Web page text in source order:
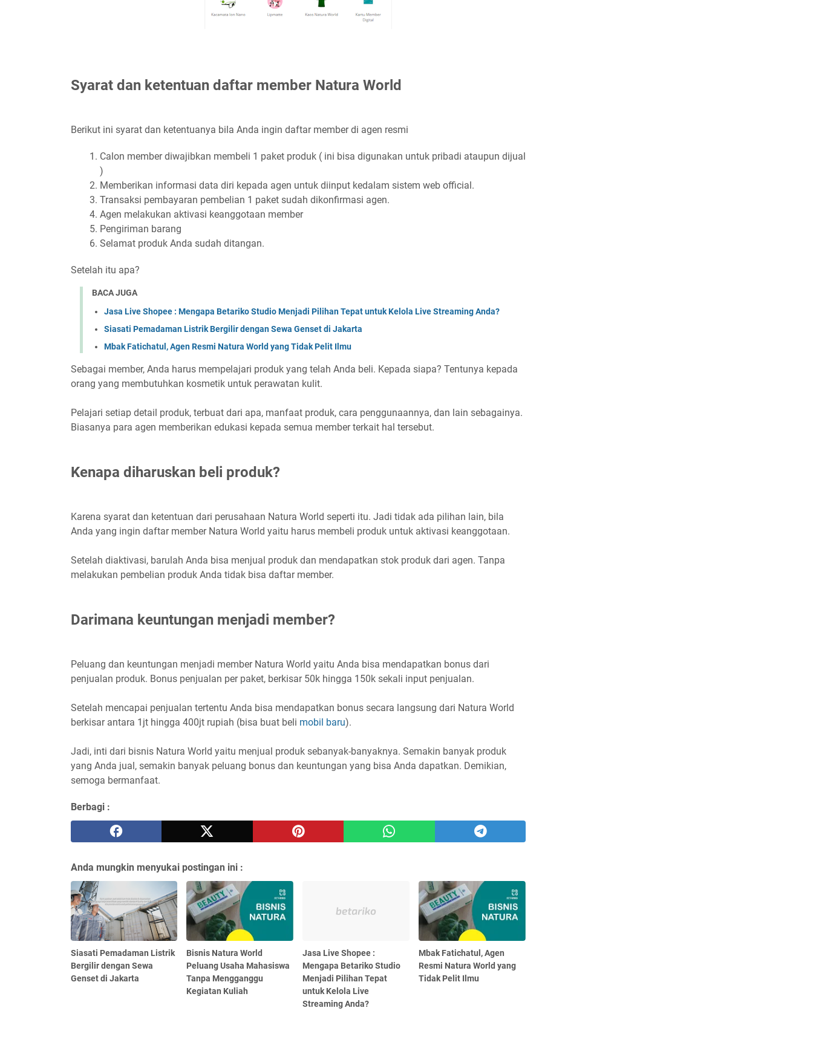
Syarat dan ketentuan daftar member Natura World
Berikut ini syarat dan ketentuanya bila Anda ingin daftar member di agen resmi
Calon member diwajibkan membeli 1 paket produk ( ini bisa digunakan untuk pribadi ataupun dijual
)
Memberikan informasi data diri kepada agen untuk diinput kedalam sistem web official.
Transaksi pembayaran pembelian 1 paket sudah dikonfirmasi agen.
Agen melakukan aktivasi keanggotaan member
Pengiriman barang
Selamat produk Anda sudah ditangan.
Setelah itu apa?
BACA JUGA
Jasa Live Shopee : Mengapa Betariko Studio Menjadi Pilihan Tepat untuk Kelola Live Streaming Anda?
Siasati Pemadaman Listrik Bergilir dengan Sewa Genset di Jakarta
Mbak Fatichatul, Agen Resmi Natura World yang Tidak Pelit Ilmu
Sebagai member, Anda harus mempelajari produk yang telah Anda beli. Kepada siapa? Tentunya kepada
orang yang membutuhkan kosmetik untuk perawatan kulit.
Pelajari setiap detail produk, terbuat dari apa, manfaat produk, cara penggunaannya, dan lain sebagainya.
Biasanya para agen memberikan edukasi kepada semua member terkait hal tersebut.
Kenapa diharuskan beli produk?
Karena syarat dan ketentuan dari perusahaan Natura World seperti itu. Jadi tidak ada pilihan lain, bila
Anda yang ingin daftar member Natura World yaitu harus membeli produk untuk aktivasi keanggotaan.
Setelah diaktivasi, barulah Anda bisa menjual produk dan mendapatkan stok produk dari agen. Tanpa
melakukan pembelian produk Anda tidak bisa daftar member.
Darimana keuntungan menjadi member?
Peluang dan keuntungan menjadi member Natura World yaitu Anda bisa mendapatkan bonus dari
penjualan produk. Bonus penjualan per paket, berkisar 50k hingga 150k sekali input penjualan.
Setelah mencapai penjualan tertentu Anda bisa mendapatkan bonus secara langsung dari Natura World
berkisar antara 1jt hingga 400jt rupiah (bisa buat beli mobil baru).
Jadi, inti dari bisnis Natura World yaitu menjual produk sebanyak-banyaknya. Semakin banyak produk
yang Anda jual, semakin banyak peluang bonus dan keuntungan yang bisa Anda dapatkan. Demikian,
semoga bermanfaat.
Berbagi :
Anda mungkin menyukai postingan ini :
Siasati Pemadaman Listrik
Bergilir dengan Sewa
Genset di Jakarta
Bisnis Natura World
Peluang Usaha Mahasiswa
Tanpa Mengganggu
Kegiatan Kuliah
Jasa Live Shopee :
Mengapa Betariko Studio
Menjadi Pilihan Tepat
untuk Kelola Live
Streaming Anda?
Mbak Fatichatul, Agen
Resmi Natura World yang
Tidak Pelit Ilmu